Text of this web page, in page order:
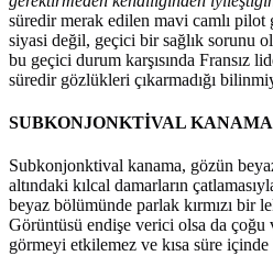
süredir merak edilen mavi camlı pilot
siyasi değil, geçici bir sağlık sorunu
bu geçici durum karşısında Fransız
süredir gözlükleri çıkarmadığı
SUBKONJONKTİVAL
Subkonjonktival kanama, gözün
altındaki kılcal damarların
beyaz bölümünde parlak kırmızı bir
Görüntüsü endişe verici olsa da çoğu
görmeyi etkilemez ve kısa süre